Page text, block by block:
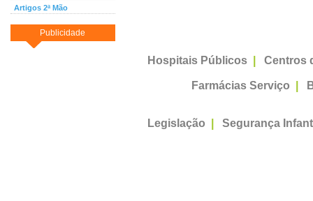
Artigos 2ª Mão
Publicidade
Hospitais Públicos Centros
Farmácias Serviço
Legislação Segurança